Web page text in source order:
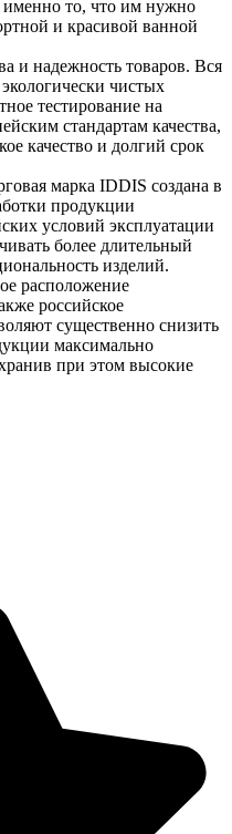
именно то, что им нужно
и красивой ванной
и надежность товаров. Вся
чистых
тестирование на
стандартам качества,
качество и долгий срок
марка IDDIS создана в
продукции
условий эксплуатации
более длительный
изделий.
расположение
российское
существенно снизить
максимально
при этом высокие